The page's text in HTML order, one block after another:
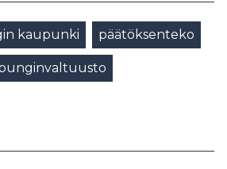
kaupunki päätöksenteko